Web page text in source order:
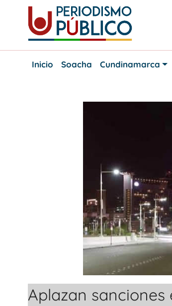
content
Periodismo
Noticias
Inicio
Soacha Cundinamarca
Aplazan